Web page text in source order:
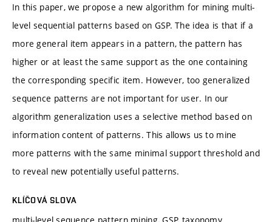
In this paper, we propose a new algorithm for mining multi-
level sequential patterns based on GSP. The idea is that if a
more general item appears in a pattern, the pattern has
higher or at least the same support as the one containing
the corresponding specific item. However, too generalized
sequence patterns are not important for user. In our
algorithm generalization uses a selective method based on
information content of patterns. This allows us to mine
more patterns with the same minimal support threshold and
to reveal new potentially useful patterns.
KLÍČOVÁ SLOVA
multi-level sequence pattern mining, GSP, taxonomy